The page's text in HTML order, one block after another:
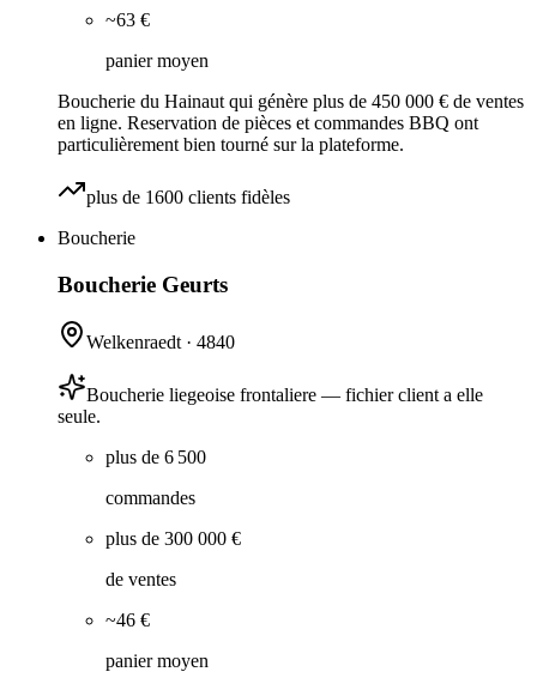
~63 €
panier moyen
Boucherie du Hainaut qui génère plus de 450 000 € de ventes
en ligne. Reservation de pièces et commandes BBQ ont
particulièrement bien tourné sur la plateforme.
plus de 1600 clients fidèles
Boucherie
Boucherie Geurts
Welkenraedt · 4840
Boucherie liegeoise frontaliere — fichier client a elle
seule.
plus de 6 500
commandes
plus de 300 000 €
de ventes
~46 €
panier moyen